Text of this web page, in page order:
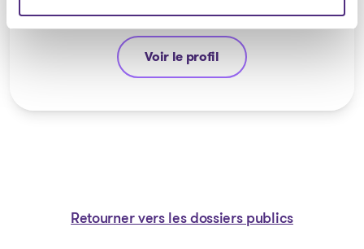
Voir le profil
Guyllaume Amiot
Retourner vers les dossiers publics